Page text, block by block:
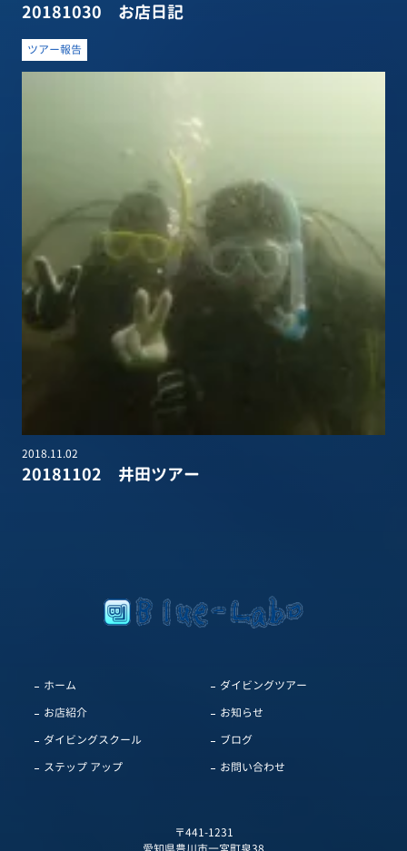
20181030 お店日記
ツアー報告
2018.11.02
20181102 井田ツアー
ホーム
お店紹介
ダイビングスクール
ステップ アップ
ダイビングツアー
お知らせ
ブログ
お問い合わせ
〒441-1231